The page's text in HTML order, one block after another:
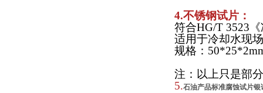
4.不锈钢试片：
符合HG/T 3523
适用于冷却水现
规格：
注：以上只是部
5.石油产品标准腐蚀试片银